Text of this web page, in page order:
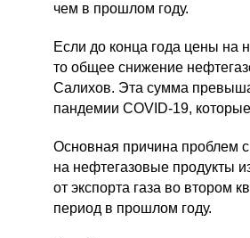
чем в прошлом году.
Если до конца года цены на
то общее снижение
Салихов. Эта сумма
пандемии COVID-19,
Основная причина проблем
на нефтегазовые продукты
от экспорта газа во втором
период в прошлом году.